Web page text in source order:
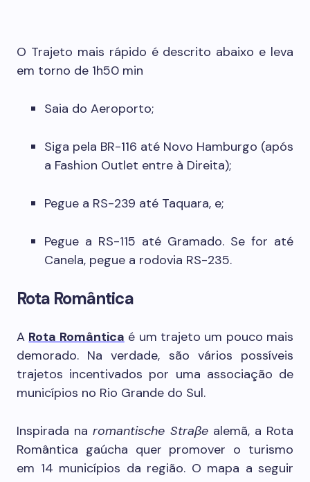
O Trajeto mais rápido é descrito abaixo e leva
em torno de 1h50 min
Saia do Aeroporto;
Siga pela BR-116 até Novo Hamburgo (após
a Fashion Outlet entre à Direita);
Pegue a RS-239 até Taquara, e;
Pegue a RS-115 até Gramado. Se for até
Canela, pegue a rodovia RS-235.
Rota Romântica
A Rota Romântica é um trajeto um pouco mais
demorado. Na verdade, são vários possíveis
trajetos incentivados por uma associação de
municípios no Rio Grande do Sul.
Inspirada naromantische Straβealemã, a Rota
Romântica gaúcha quer promover o turismo
em 14 municípios da região. O mapa a seguir